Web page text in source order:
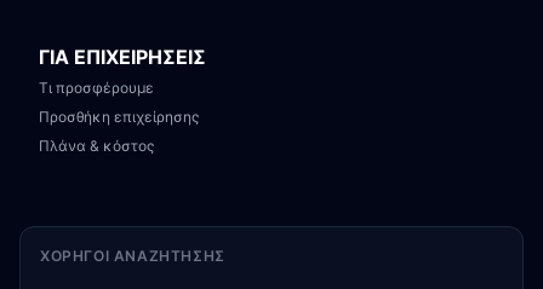
ΓΙΑ ΕΠΙΧΕΙΡΗΣΕΙΣ
Τι προσφέρουμε
Προσθήκη επιχείρησης
Πλάνα & κόστος
ΧΟΡΗΓΟΊ ΑΝΑΖΉΤΗΣΗΣ